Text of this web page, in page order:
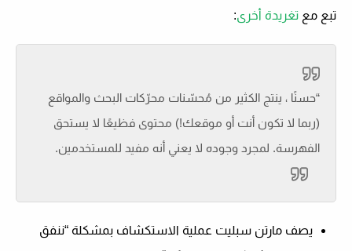
تبع مع تغريدة أخرى:
“حسنًا ، ينتج الكثير من مُحسّنات محرّكات البحث والمواقع
(ربما لا تكون أنت أو موقعك!) محتوى فظيعًا لا يستحق
الفهرسة. لمجرد وجوده لا يعني أنه مفيد للمستخدمين.
يصف مارتن سبليت عملية الاستكشاف بمشكلة “ننفق